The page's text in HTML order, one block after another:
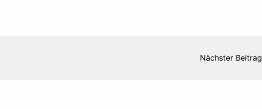
Nächster Beitrag